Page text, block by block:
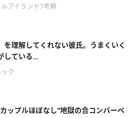
アイランド7考察
を理解してくれない彼氏。うまくいく
している...
ク
ップルほぼなし”地獄の合コンバーベ